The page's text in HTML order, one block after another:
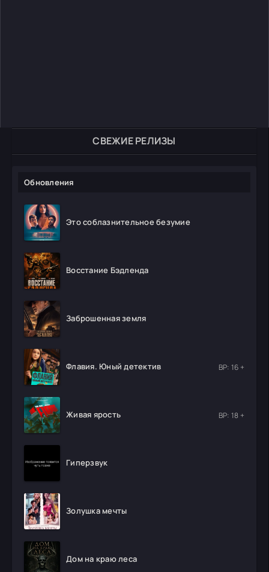
СВЕЖИЕ РЕЛИЗЫ
Обновления
Это соблазнительное безумие
Восстание Бэдленда
Заброшенная земля
Флавия. Юный детектив ВР: 16 +
Живая ярость ВР: 18 +
Гиперзвук
Золушка мечты
Дом на краю леса